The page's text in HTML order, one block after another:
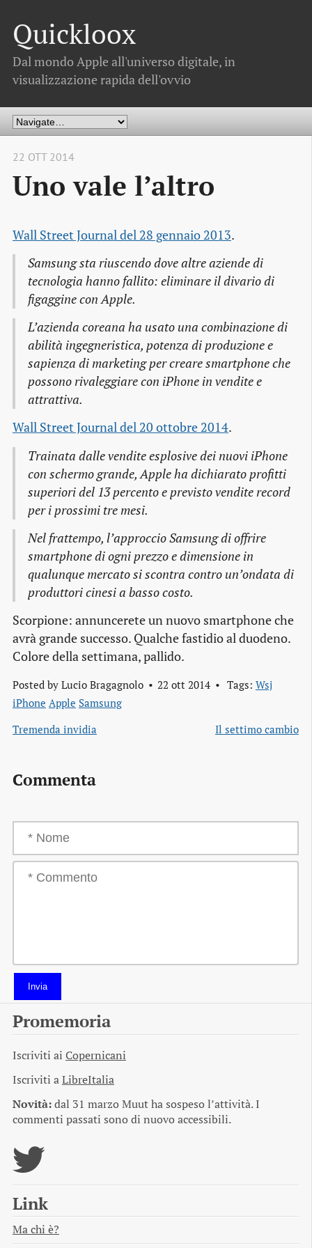
Quickloox
Dal mondo Apple all'universo digitale, in
visualizzazione rapida dell'ovvio
22 OTT 2014
Uno vale l’altro
Wall Street Journal del 28 gennaio 2013.
Samsung sta riuscendo dove altre aziende di
tecnologia hanno fallito: eliminare il divario di
figaggine con Apple.
L’azienda coreana ha usato una combinazione di
abilità ingegneristica, potenza di produzione e
sapienza di marketing per creare smartphone che
possono rivaleggiare con iPhone in vendite e
attrattiva.
Wall Street Journal del 20 ottobre 2014.
Trainata dalle vendite esplosive dei nuovi iPhone
con schermo grande, Apple ha dichiarato profitti
superiori del 13 percento e previsto vendite record
per i prossimi tre mesi.
Nel frattempo, l’approccio Samsung di offrire
smartphone di ogni prezzo e dimensione in
qualunque mercato si scontra contro un’ondata di
produttori cinesi a basso costo.
Scorpione: annuncerete un nuovo smartphone che
avrà grande successo. Qualche fastidio al duodeno.
Colore della settimana, pallido.
Posted by Lucio Bragagnolo 22 ott 2014 Tags: Wsj
iPhone Apple Samsung
Tremenda invidia
Il settimo cambio
Commenta
Invia
Promemoria
Iscriviti ai Copernicani
Iscriviti aLibreItalia
Novità:dal 31 marzo Muut ha sospeso l’attività. I
commenti passati sono di nuovo accessibili.
Link
Ma chi è?